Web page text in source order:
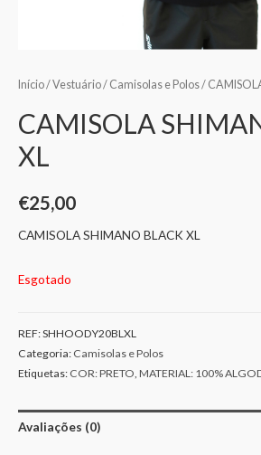
Início/Vestuário/ Camisolas e Polos/
CAMISOLA
XL
€25,00
CAMISOLA SHIMANO BLACK XL
Esgotado
REF:SHHOODY20BLXL
Categoria: Camisolas e Polos
Etiquetas: COR: PRETO, MATERIAL: 100%
Avaliações (0)